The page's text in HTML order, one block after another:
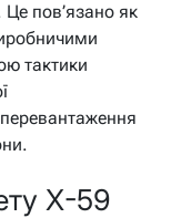
пов’язано як
тактики
Х-59